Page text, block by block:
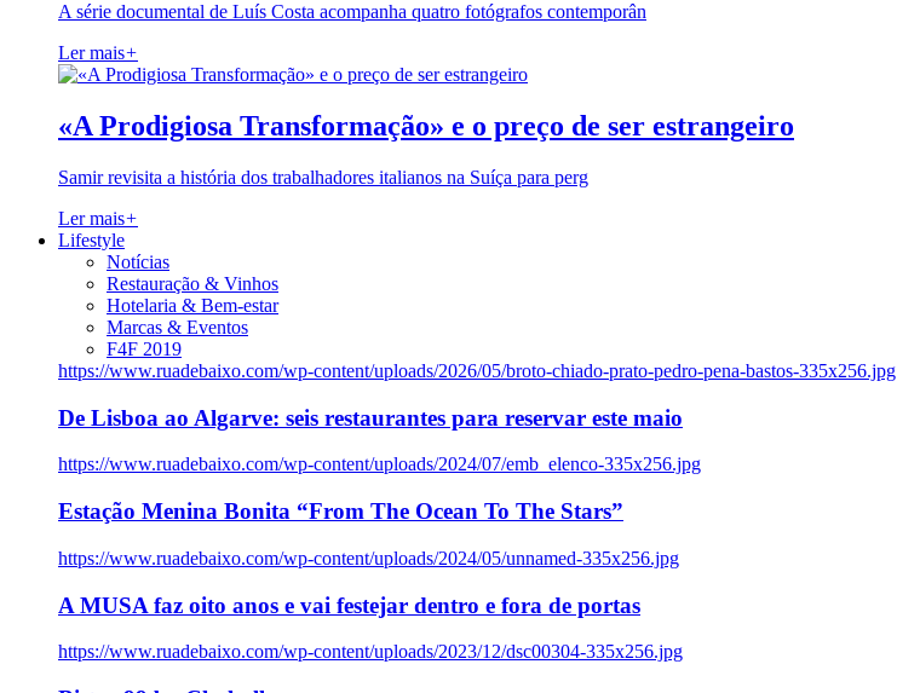
A série documental de Luís Costa acompanha quatro fotógrafos contemporân
Ler mais+
«A Prodigiosa Transformação» e o preço de ser estrangeiro
Samir revisita a história dos trabalhadores italianos na Suíça para perg
Ler mais+
Lifestyle
Notícias
Restauração & Vinhos
Hotelaria & Bem-estar
Marcas & Eventos
F4F 2019
https://www.ruadebaixo.com/wp-content/uploads/2026/05/broto-chiado-prato-pedro-pena-bastos-335x256.jpg
De Lisboa ao Algarve: seis restaurantes para reservar este maio
https://www.ruadebaixo.com/wp-content/uploads/2024/07/emb_elenco-335x256.jpg
Estação Menina Bonita “From The Ocean To The Stars”
https://www.ruadebaixo.com/wp-content/uploads/2024/05/unnamed-335x256.jpg
A MUSA faz oito anos e vai festejar dentro e fora de portas
https://www.ruadebaixo.com/wp-content/uploads/2023/12/dsc00304-335x256.jpg